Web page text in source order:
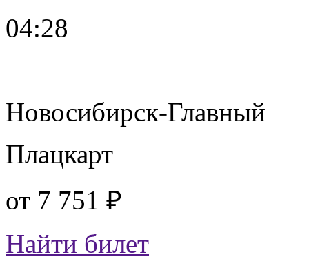
04:28
Новосибирск-Главный
Плацкарт
от 7 751 ₽
Найти билет